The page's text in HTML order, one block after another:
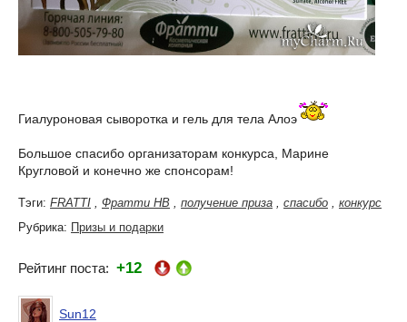
Гиалуроновая сыворотка и гель для тела Алоэ
Большое спасибо организаторам конкурса, Марине
Кругловой и конечно же спонсорам!
Тэги: FRATTI Фратти НВ получение приза спасибо
конкурс
Рубрика: Призы и подарки
Рейтинг поста: +12
Sun12